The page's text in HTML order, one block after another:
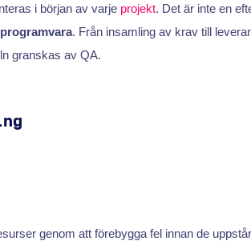
i början av varje projekt. Det är inte en
. Från insamling av krav till
granskas av QA.
genom att förebygga fel innan de